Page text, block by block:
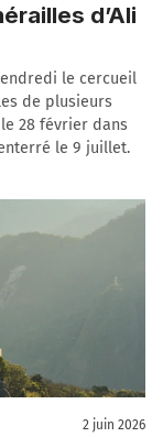
d’Ali
le cercueil
de plusieurs
28 février dans
le 9 juillet.
2 juin 2026